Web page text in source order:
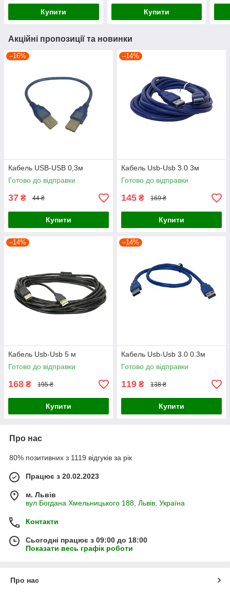
Купити Купити
Акційні пропозиції та новинки
–16%
Кабель USB-USB 0,3м
Готово до відправки
37 ₴ 44 ₴
Купити
–14%
Кабель Usb-Usb 3.0 3м
Готово до відправки
145 ₴ 169 ₴
Купити
–14%
Кабель Usb-Usb 5 м
Готово до відправки
168 ₴ 195 ₴
Купити
–14%
Кабель Usb-Usb 3.0 0.3м
Готово до відправки
119 ₴ 138 ₴
Купити
Про нас
80% позитивних з 1119 відгуків за рік
Працює з 20.02.2023
м. Львів
вул.Богдана Хмельницького 188, Львів, Україна
Контакти
Сьогодні працює з 09:00 до 18:00
Показати весь графік роботи
Про нас